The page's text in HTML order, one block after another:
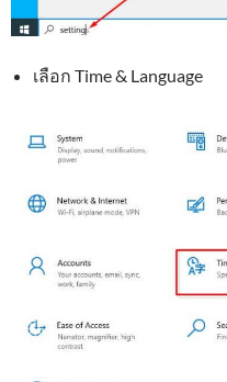
เลือก Time & Language